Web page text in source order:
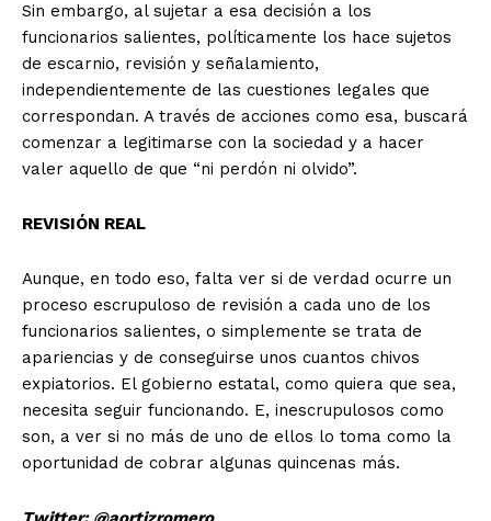
Sin embargo, al sujetar a esa decisión a los
funcionarios salientes, políticamente los hace sujetos
de escarnio, revisión y señalamiento,
independientemente de las cuestiones legales que
correspondan. A través de acciones como esa, buscará
comenzar a legitimarse con la sociedad y a hacer
valer aquello de que “ni perdón ni olvido”.
REVISIÓN REAL
Aunque, en todo eso, falta ver si de verdad ocurre un
proceso escrupuloso de revisión a cada uno de los
funcionarios salientes, o simplemente se trata de
apariencias y de conseguirse unos cuantos chivos
expiatorios. El gobierno estatal, como quiera que sea,
necesita seguir funcionando. E, inescrupulosos como
son, a ver si no más de uno de ellos lo toma como la
oportunidad de cobrar algunas quincenas más.